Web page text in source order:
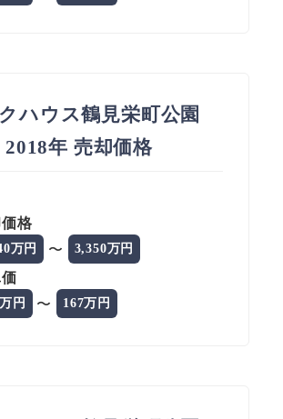
ハウス鶴見栄町公園
2018年 売却価格
格
万円 〜 3,350万円
円 〜 167万円